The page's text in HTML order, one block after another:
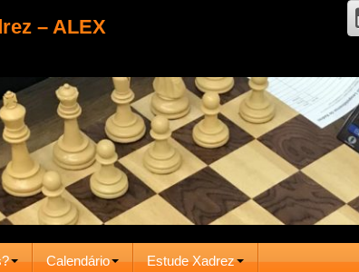
– ALEX
Calendário Estude Xadrez